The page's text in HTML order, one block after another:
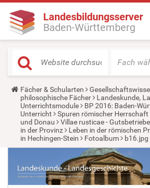
Landesbildungsserver
Baden-Württemberg
Fach
Y
o
u
a
r
e
h
e
:
Fächer & Schularten
philosophische Fächer
Landeskunde,
Unterrichtsmodule
BP 2016: Baden-
Unterricht
Spuren römischer Herrschaft
und Donau
Villae rusticae -
in der Provinz
Leben in der römischen
in Hechingen-Stein
Fotoalbum b16.jpg